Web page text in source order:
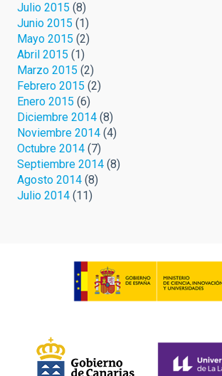
Julio 2015 (8)
Junio 2015 (1)
Mayo 2015 (2)
Abril 2015 (1)
Marzo 2015 (2)
Febrero 2015 (2)
Enero 2015 (6)
Diciembre 2014 (8)
Noviembre 2014 (4)
Octubre 2014 (7)
Septiembre 2014 (8)
Agosto 2014 (8)
Julio 2014 (11)